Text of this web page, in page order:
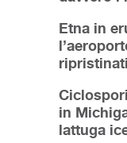
Etna in
in
lattuga